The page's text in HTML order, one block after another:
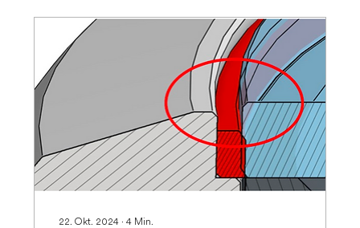
22. Okt. 2024 ∙4 Min.